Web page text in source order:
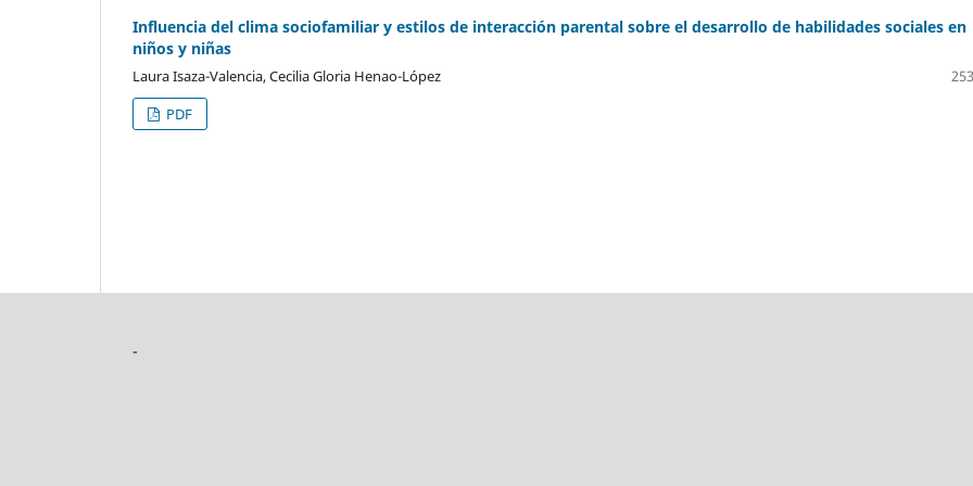
Influencia del clima sociofamiliar y estilos de interacción parental sobre el desarrollo de habilidades sociales en
niños y niñas
Laura Isaza-Valencia, Cecilia Gloria Henao-López
PDF
-